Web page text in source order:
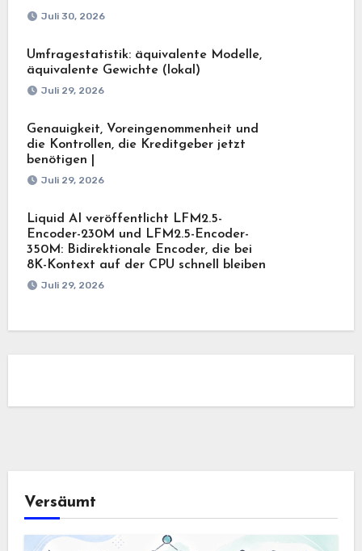
Juli 30, 2026
Umfragestatistik: äquivalente Modelle,
äquivalente Gewichte (lokal)
Juli 29, 2026
Genauigkeit, Voreingenommenheit und
die Kontrollen, die Kreditgeber jetzt
benötigen |
Juli 29, 2026
Liquid AI veröffentlicht LFM2.5-
Encoder-230M und LFM2.5-Encoder-
350M: Bidirektionale Encoder, die bei
8K-Kontext auf der CPU schnell bleiben
Juli 29, 2026
Versäumt